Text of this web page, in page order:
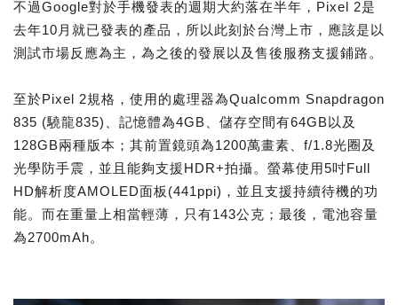
不過Google對於手機發表的週期大約落在半年，Pixel 2是
去年10月就已發表的產品，所以此刻於台灣上市，應該是以
測試市場反應為主，為之後的發展以及售後服務支援鋪路。
至於Pixel 2規格，使用的處理器為Qualcomm Snapdragon
835 (驍龍835)、記憶體為4GB、儲存空間有64GB以及
128GB兩種版本；其前置鏡頭為1200萬畫素、f/1.8光圈及
光學防手震，並且能夠支援HDR+拍攝。螢幕使用5吋Full
HD解析度AMOLED面板(441ppi)，並且支援持續待機的功
能。而在重量上相當輕薄，只有143公克；最後，電池容量
為2700mAh。